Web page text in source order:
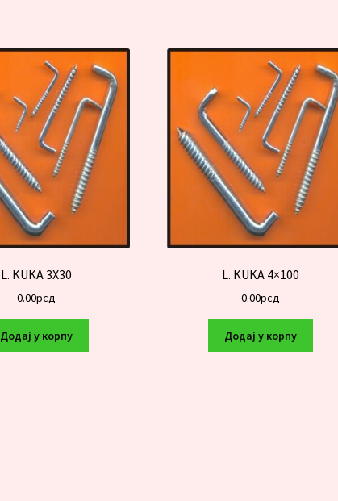
L. KUKA 3X30
0.00рсд
Додај у корпу
L. KUKA 4×100
0.00рсд
Додај у корпу